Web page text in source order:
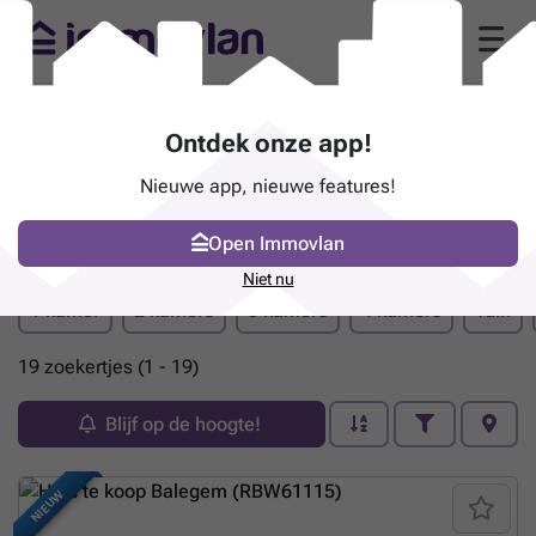
Pand te koop - Oosterzele
1 kamer 2 kamers 3 kamers 4 kamers Tuin
19 zoekertjes (1 - 19)
Blijf op de hoogte!
NIEUW
Ontdek onze app!
Nieuwe app, nieuwe features!
Open Immovlan
Niet nu